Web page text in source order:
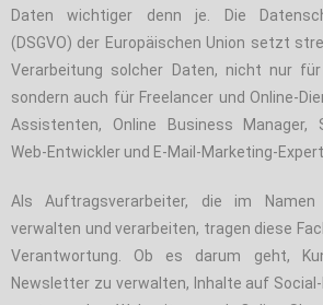
Daten wichtiger denn je. Die
(DSGVO) der Europäischen Union setzt
Verarbeitung solcher Daten, nicht nur
sondern auch für Freelancer und Online-
Assistenten, Online Business Manager,
Web-Entwickler und E-Mail-Marketing-
Als Auftragsverarbeiter, die im
verwalten und verarbeiten, tragen diese
Verantwortung. Ob es darum geht,
Newsletter zu verwalten, Inhalte auf